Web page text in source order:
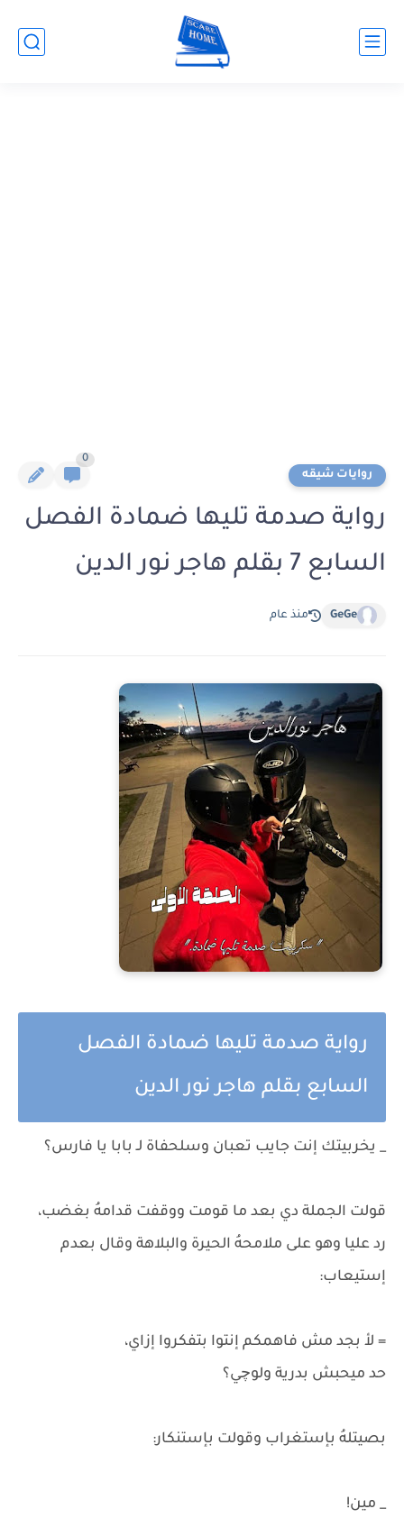
روايات شيقه
0
رواية صدمة تليها ضمادة الفصل
السابع 7 بقلم هاجر نور الدين
GeGe منذ عام
رواية صدمة تليها ضمادة الفصل
السابع بقلم هاجر نور الدين
_ يخربيتك إنت جايب تعبان وسلحفاة لـ بابا يا فارس؟
قولت الجملة دي بعد ما قومت ووقفت قدامهُ بغضب،
رد عليا وهو على ملامحهُ الحيرة والبلاهة وقال بعدم
إستيعاب:
= لأ بجد مش فاهمكم إنتوا بتفكروا إزاي،
حد ميحبش بدرية ولوچي؟
بصيتلهُ بإستغراب وقولت بإستنكار:
_ مين!